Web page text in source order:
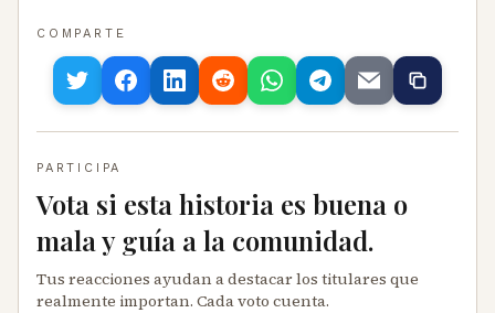
COMPARTE
PARTICIPA
Vota si esta historia es buena o
mala y guía a la comunidad.
Tus reacciones ayudan a destacar los titulares que
realmente importan. Cada voto cuenta.